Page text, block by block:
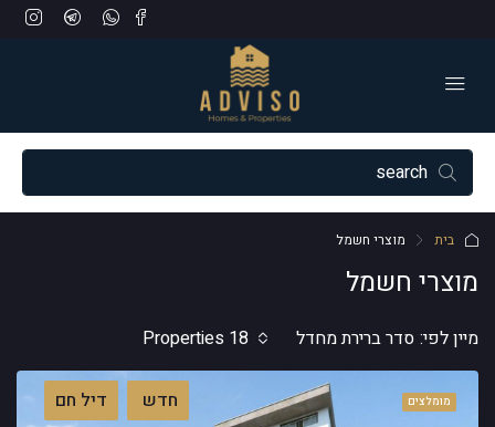
בית מוצרי חשמל
מוצרי חשמל
18 Properties מיין לפי: סדר ברירת מחדל
מומלצים חדש דיל חם